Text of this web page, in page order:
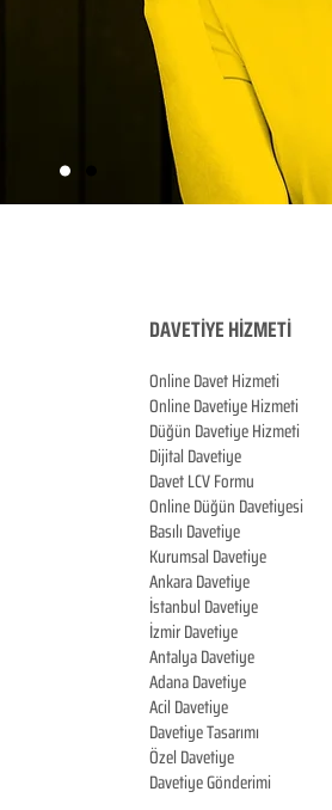
DAVETİYE HİZMETİ
Online Davet Hizmeti
Online Davetiye Hizmeti
Düğün Davetiye Hizmeti
Dijital Davetiye
Davet LCV Formu
Online Düğün Davetiyesi
Basılı Davetiye
Kurumsal Davetiye
Ankara Davetiye
İstanbul Davetiye
İzmir Davetiye
Antalya Davetiye
Adana Davetiye
Acil Davetiye
Davetiye Tasarımı
Özel Davetiye
Davetiye Gönderimi